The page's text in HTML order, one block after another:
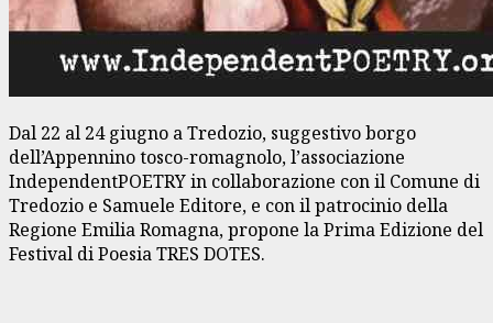
Dal 22 al 24 giugno a Tredozio, suggestivo borgo
dell’Appennino tosco-romagnolo, l’associazione
IndependentPOETRY in collaborazione con il Comune di
Tredozio e Samuele Editore, e con il patrocinio della
Regione Emilia Romagna, propone la Prima Edizione del
Festival di Poesia TRES DOTES.